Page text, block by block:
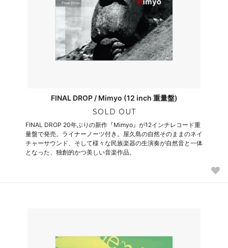
FINAL DROP / Mimyo (12 inch 重量盤)
SOLD OUT
FINAL DROP 20年ぶりの新作『Mimyo』が12インチレコード重
量盤で発売。ライナーノーツ付き。屋久島の自然そのままのネイ
チャーサウンド、そして様々な民族楽器の生演奏が自然音と一体
となった、独創的かつ美しい音楽作品。